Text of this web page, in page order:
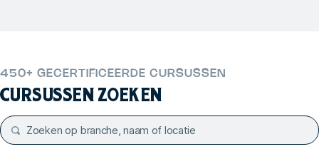
450+ GECERTIFICEERDE CURSUSSEN
CURSUSSEN ZOEKEN